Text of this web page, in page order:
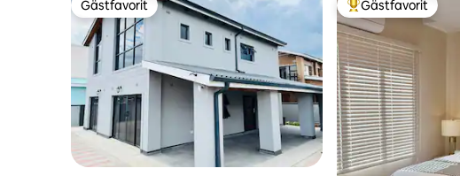
Gästfavorit
Gästfavorit Populär gästfavorit
Gästfavorit